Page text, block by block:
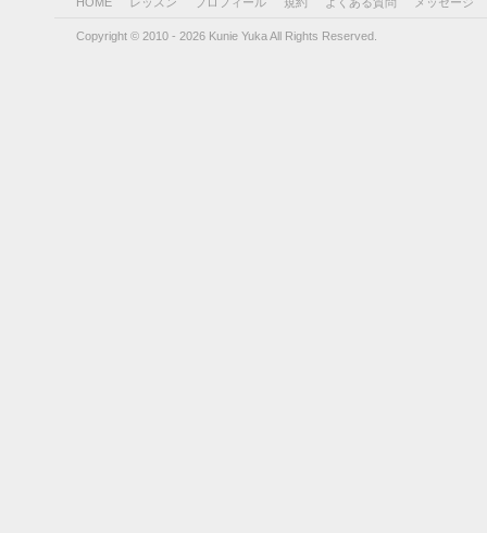
Copyright © 2010 - 2026 Kunie Yuka All Rights Reserved.